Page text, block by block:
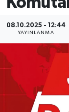
08.10.2025 - 12:44
YAYINLANMA
ÖZEL
RESMİ
SAĞLIK